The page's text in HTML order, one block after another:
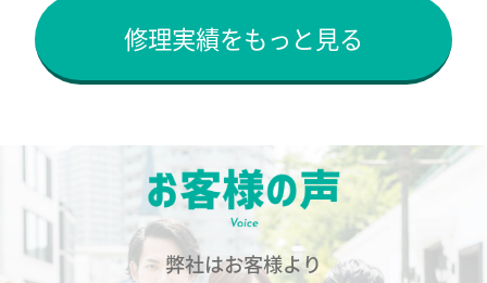
修理実績をもっと見る
弊社はお客様より